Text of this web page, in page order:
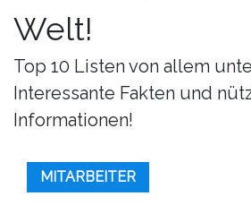
Welt!
Top 10 Listen von allem
Interessante Fakten und
Informationen!
MITARBEITER